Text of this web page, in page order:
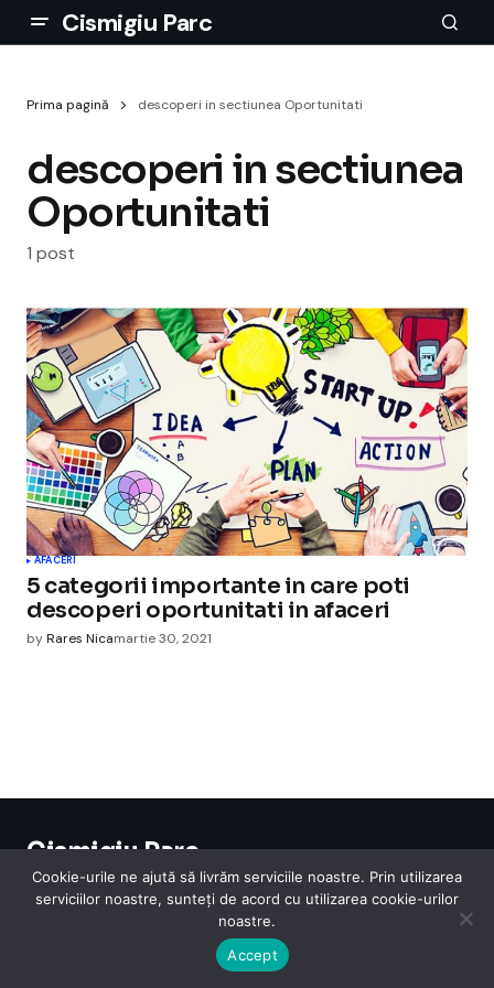
Cismigiu Parc
Prima pagină descoperi in sectiunea Oportunitati
descoperi in sectiunea
Oportunitati
1 post
AFACERI
5 categorii importante in care poti
descoperi oportunitati in afaceri
byRares Nicamartie 30, 2021
Cismigiu Parc
© 2024 CismigiuParc. All Rights Reserved.
Internet Legislatie Medical Moda Sarbatori Telefoane
Cookie-urile ne ajută să livrăm serviciile noastre. Prin utilizarea
serviciilor noastre, sunteți de acord cu utilizarea cookie-urilor
noastre.
Accept